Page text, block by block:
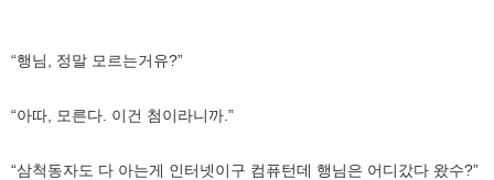
“행님, 정말 모르는거유?”
“아따, 모른다. 이건 첨이라니까.”
“삼척동자도 다 아는게 인터넷이구 컴퓨턴데 행님은 어디갔다 왔수?”